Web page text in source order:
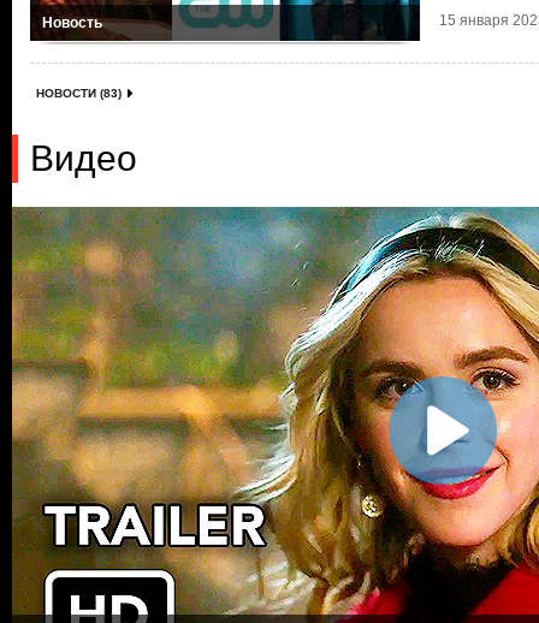
Новость 15 января
НОВОСТИ (83)
Видео